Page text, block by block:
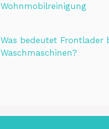
Wohnmobilreinigung
Was bedeutet Frontlader
Waschmaschinen?